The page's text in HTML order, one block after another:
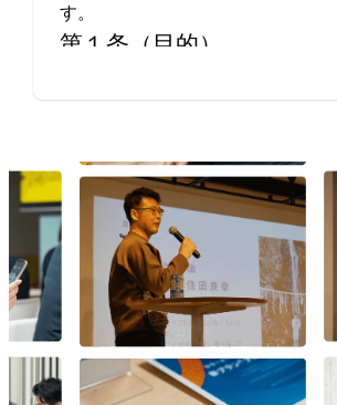
す。
第１条（目的）
Eコマースにかかわるすべての方
第２条（本イベントの開
本イベントの開催場所（オンライ
を含みます。）、開催日時等は、
ウェブサイト上で定めます。
第３条（規約の履行）
参加者は、カラーミーショップ
本規約、本イベントに関する
サイトに定める事項及び本イベ